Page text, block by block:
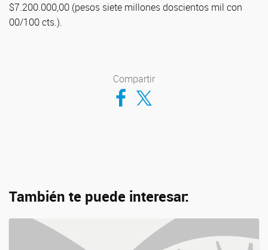
$7.200.000,00 (pesos siete millones doscientos mil con
00/100 cts.).
Compartir
Compartir en Facebook
Compartir en Twitter
También te puede interesar: